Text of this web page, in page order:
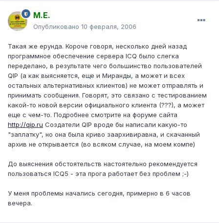
М.Е.
Опубликовано 10 февраля, 2006
Такая же ерунда. Короче говоря, несколько дней назад
программное обеспечение сервера ICQ было слегка
переделано, в результате чего большинство пользователей
QIP (а как выясняется, еще и Миранды, а может и всех
остальных альтернативных клиентов) не может отправлять и
принимать сообщения. Говорят, это связано с тестированием
какой-то новой версии официального клиента (???), а может
еще с чем-то. Подробнее смотрите на форуме сайта
http://qip.ru Создатели QIP вроде бы написали какую-то
"заплатку", но она была криво заархивиравна, и скачанный
архив не открывается (во всяком случае, на моем компе)
До выяснения обстоятельств настоятельно рекомендуется
пользоваться ICQ5 - эта прога работает без проблем ;-)
У меня проблемы начались сегодня, примерно в 6 часов
вечера.